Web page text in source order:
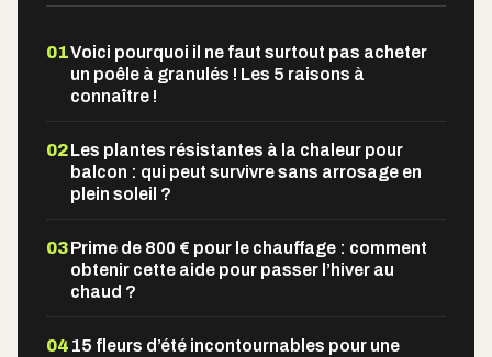
01Voici pourquoi il ne faut surtout pas acheter
un poêle à granulés ! Les 5 raisons à
connaître !
02Les plantes résistantes à la chaleur pour
balcon : qui peut survivre sans arrosage en
plein soleil ?
03Prime de 800 € pour le chauffage : comment
obtenir cette aide pour passer l’hiver au
chaud ?
04 15 fleurs d’été incontournables pour une